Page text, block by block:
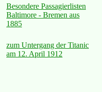
Besondere Passagierlisten
Baltimore - Bremen aus
1885
zum Untergang der Titanic
am 12. April 1912